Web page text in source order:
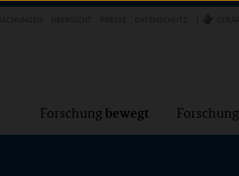
Forschung bewegt Forschung
Forschung